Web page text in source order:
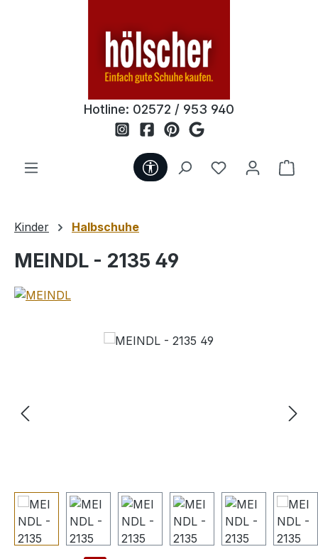
Hotline: 02572 / 953 940
Werkzeugleiste anzeigen
Du hast 0
Kinder Halbschuhe
MEINDL - 2135 49
Bildergalerie überspringen